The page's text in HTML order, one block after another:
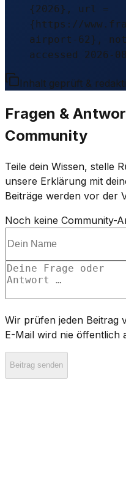
{2026}, url =
{https://
airport-62},
accessed 2026-
Inhalt geprüft &
Fragen &
Community
Teile dein Wissen, stelle
unsere Erklärung mit
Beiträge werden vor der
Noch keine Community-
Wir prüfen jeden Beitrag
E-Mail wird nie öffentlich
Beitrag senden